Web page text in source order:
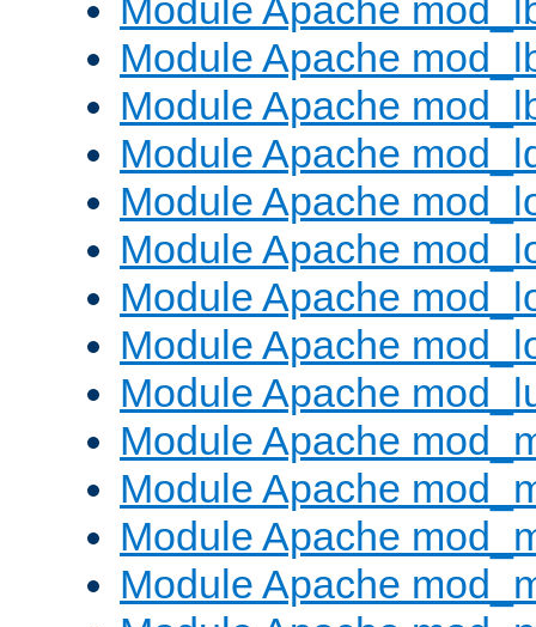
Module Apache
Module Apache
Module Apache
Module Apache
Module Apache
Module Apache
Module Apache
Module Apache
Module Apache
Module Apache
Module Apache
Module Apache
Module Apache